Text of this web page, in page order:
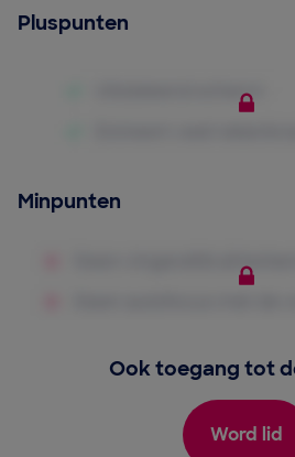
Pluspunten
Minpunten
Ook toegang tot
Word lid